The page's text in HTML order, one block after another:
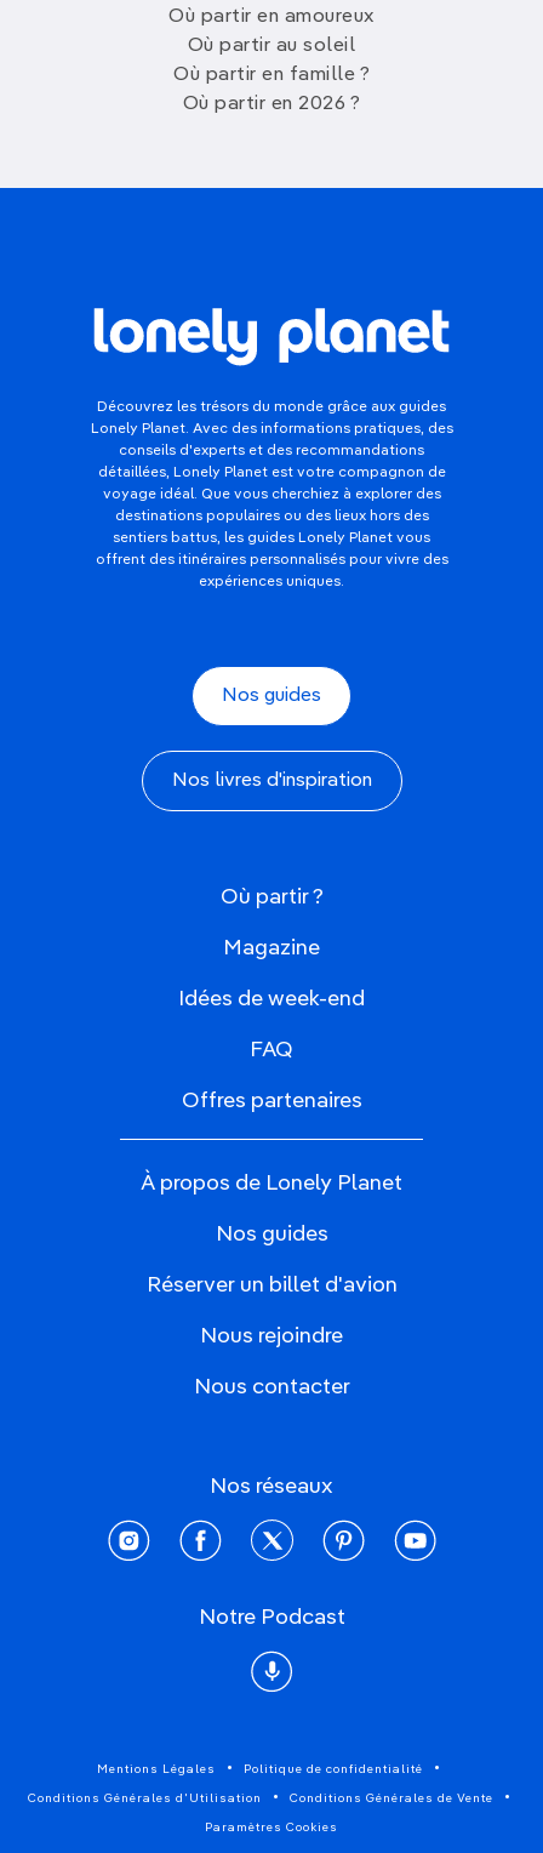
Où partir en amoureux
Où partir au soleil
Où partir en famille ?
Où partir en 2026 ?
Découvrez les trésors du monde grâce aux guides
Lonely Planet. Avec des informations pratiques, des
conseils d'experts et des recommandations
détaillées, Lonely Planet est votre compagnon de
voyage idéal. Que vous cherchiez à explorer des
destinations populaires ou des lieux hors des
sentiers battus, les guides Lonely Planet vous
offrent des itinéraires personnalisés pour vivre des
expériences uniques.
Nos guides
Nos livres d'inspiration
Où partir ?
Magazine
Idées de week-end
FAQ
Offres partenaires
À propos de Lonely Planet
Nos guides
Réserver un billet d'avion
Nous rejoindre
Nous contacter
Nos réseaux
instagramfacebooktwitter pinterestyoutube
Notre Podcast
Podcast
Mentions Légales Politique de confidentialité
Conditions Générales d'Utilisation Conditions Générales de Vente
Paramètres Cookies